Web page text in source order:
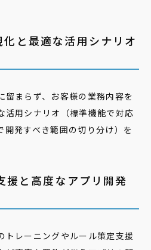
と最適な活用シナリオ
留まらず、お客様の業務内容を
活用シナリオ（標準機能で対応
発すべき範囲の切り分け）を
と高度なアプリ開発
トレーニングやルール策定支援